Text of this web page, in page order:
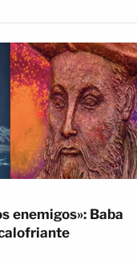
enemigos»: Baba